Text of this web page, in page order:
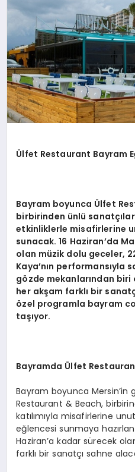
Ülfet Restaurant Bayram
Bayram boyunca Ülfet
birbirinden ünlü
etkinliklerle misafirlerine
sunacak. 16 Haziran’da
olan müzik dolu geceler,
Kaya’nın performansıyla
gözde mekanlarından
her akşam farklı bir
özel programla bayram
taşıyor.
Bayramda Ülfet
Bayram boyunca Mersin’in
Restaurant & Beach,
katılımıyla misafirlerine
eğlencesi sunmaya
Haziran’a kadar sürecek
farklı bir sanatçı sahne